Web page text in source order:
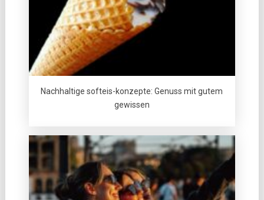
Nachhaltige softeis-konzepte: Genuss mit gutem
gewissen